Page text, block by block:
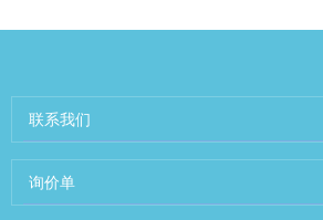
联系我们
询价单